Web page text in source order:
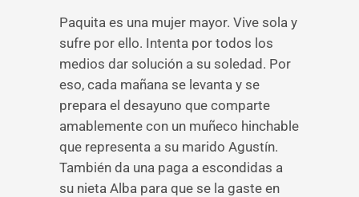
Paquita es una mujer mayor. Vive sola y
sufre por ello. Intenta por todos los
medios dar solución a su soledad. Por
eso, cada mañana se levanta y se
prepara el desayuno que comparte
amablemente con un muñeco hinchable
que representa a su marido Agustín.
También da una paga a escondidas a
su nieta Alba para que se la gaste en